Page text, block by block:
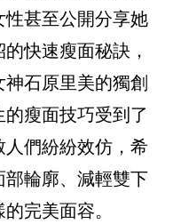
甚至公開分享她
快速瘦面秘訣，
石原里美的獨創
瘦面技巧受到了
們紛紛效仿，希
輪廓、減輕雙下
完美面容。